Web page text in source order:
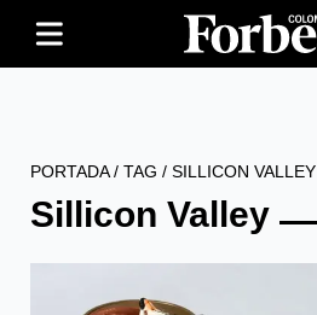
PORTADA/ TAG / SILLICON VALLEY
Sillicon Valley